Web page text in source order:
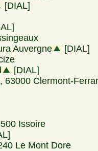
[DIAL]
Auvergne
[DIAL]
[DIAL]
63000 Clermont-
Issoire
Le Mont Dore